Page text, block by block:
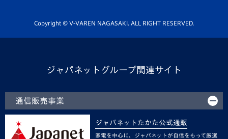
ホームタウン活動
Copyright © V-VAREN NAGASAKI. ALL RIGHT RESERVED.
ジャパネットグループ関連サイト
通信販売事業
ジャパネットたかた公式通販
家電を中心に、ジャパネットが自信をもって厳選